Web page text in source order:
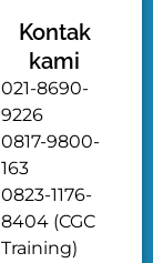
Kontak
kami
021-8690-
9226
0817-9800-
163
0823-1176-
8404 (CGC
Training)